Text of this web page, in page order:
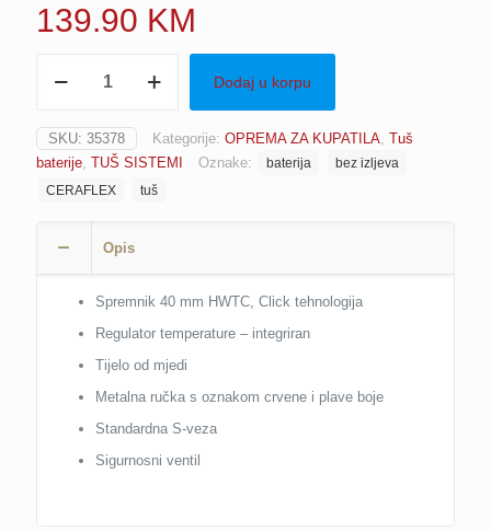
139.90 KM
bez
izljeva
CERAFLEX
(B1720AA)
Dodaj u korpu
SKU: 35378 Kategorije: OPREMA ZA KUPATILA Tuš
baterije TUŠ SISTEMI Oznake: baterija
bez izljeva
CERAFLEX
tuš
Opis
Spremnik 40 mm HWTC, Click tehnologija
Regulator temperature – integriran
Tijelo od mjedi
Metalna ručka s oznakom crvene i plave boje
Standardna S-veza
Sigurnosni ventil